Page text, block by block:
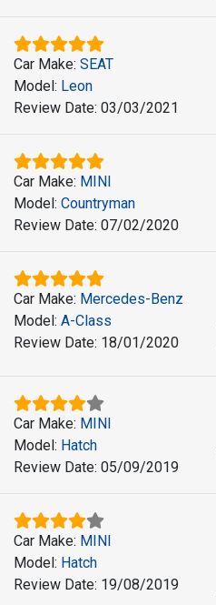
Car Make: SEAT
Model: Leon
Review Date: 03/03/2021
Car Make: MINI
Model: Countryman
Review Date: 07/02/2020
Car Make: Mercedes-Benz
Model: A-Class
Review Date: 18/01/2020
Car Make: MINI
Model: Hatch
Review Date: 05/09/2019
Car Make: MINI
Model: Hatch
Review Date: 19/08/2019